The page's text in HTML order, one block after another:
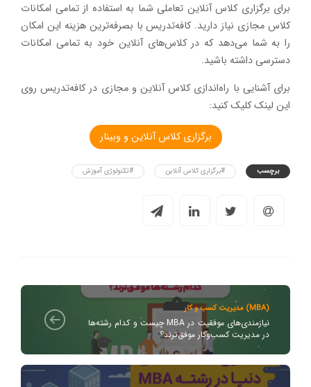
برای برگزاری کلاس آنلاین تعاملی شما به استفاده از تمامی امکانات
کلاس مجازی نیاز دارید. کافه‌تدریس با بصرفه‌ترین هزینه این امکان
را به شما می‌دهد که در کلاس‌های آنلاین خود به تمامی امکانات
دسترسی داشته باشید.
برای آشنایی با راه‌اندازی کلاس آنلاین و مجازی در کافه‌تدریس روی
این لینک کلیک کنید:
برگزاری کلاس آنلاین و وبینار
برچسب #برگزاری کلاس آنلاین #تکنولوژی آموزش
مدیریت کسب و کار (MBA)
نیازمندی‌های موفقیت در MBA چیست و کدام رشته‌ها
در مدیریت کسب‌وکار موفق‌ترند؟